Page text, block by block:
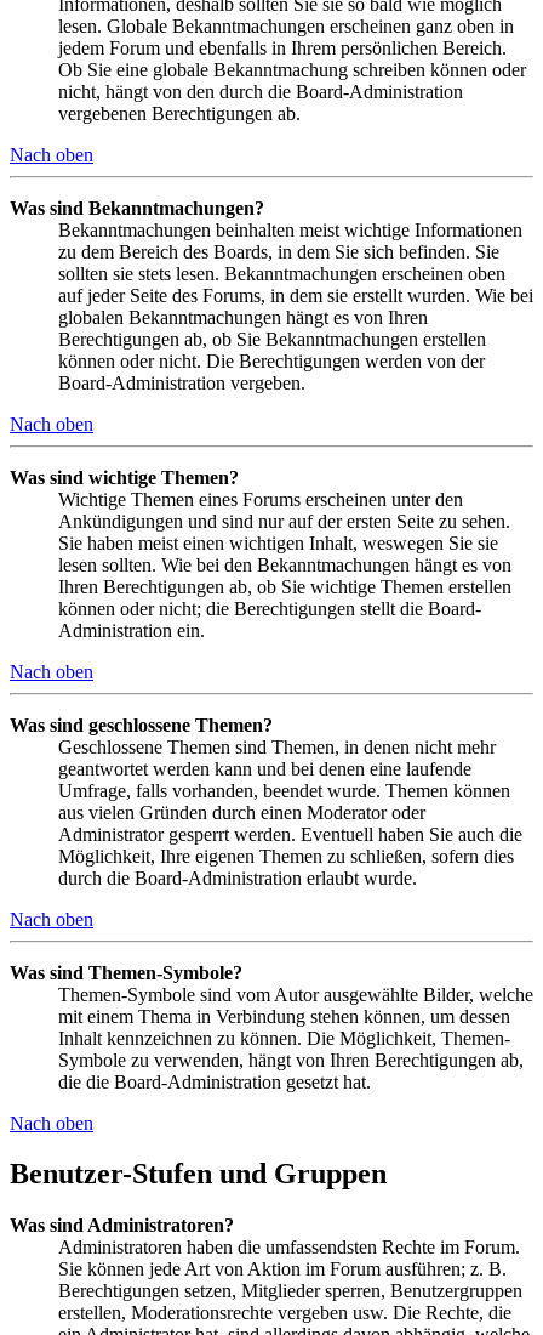
lesen. Globale Bekanntmachungen erscheinen ganz oben in
jedem Forum und ebenfalls in Ihrem persönlichen Bereich.
Ob Sie eine globale Bekanntmachung schreiben können oder
nicht, hängt von den durch die Board-Administration
vergebenen Berechtigungen ab.
Nach oben
Was sind Bekanntmachungen?
Bekanntmachungen beinhalten meist wichtige Informationen
zu dem Bereich des Boards, in dem Sie sich befinden. Sie
sollten sie stets lesen. Bekanntmachungen erscheinen oben
auf jeder Seite des Forums, in dem sie erstellt wurden. Wie bei
globalen Bekanntmachungen hängt es von Ihren
Berechtigungen ab, ob Sie Bekanntmachungen erstellen
können oder nicht. Die Berechtigungen werden von der
Board-Administration vergeben.
Nach oben
Was sind wichtige Themen?
Wichtige Themen eines Forums erscheinen unter den
Ankündigungen und sind nur auf der ersten Seite zu sehen.
Sie haben meist einen wichtigen Inhalt, weswegen Sie sie
lesen sollten. Wie bei den Bekanntmachungen hängt es von
Ihren Berechtigungen ab, ob Sie wichtige Themen erstellen
können oder nicht; die Berechtigungen stellt die Board-
Administration ein.
Nach oben
Was sind geschlossene Themen?
Geschlossene Themen sind Themen, in denen nicht mehr
geantwortet werden kann und bei denen eine laufende
Umfrage, falls vorhanden, beendet wurde. Themen können
aus vielen Gründen durch einen Moderator oder
Administrator gesperrt werden. Eventuell haben Sie auch die
Möglichkeit, Ihre eigenen Themen zu schließen, sofern dies
durch die Board-Administration erlaubt wurde.
Nach oben
Was sind Themen-Symbole?
Themen-Symbole sind vom Autor ausgewählte Bilder, welche
mit einem Thema in Verbindung stehen können, um dessen
Inhalt kennzeichnen zu können. Die Möglichkeit, Themen-
Symbole zu verwenden, hängt von Ihren Berechtigungen ab,
die die Board-Administration gesetzt hat.
Nach oben
Benutzer-Stufen und Gruppen
Was sind Administratoren?
Administratoren haben die umfassendsten Rechte im Forum.
Sie können jede Art von Aktion im Forum ausführen; z. B.
Berechtigungen setzen, Mitglieder sperren, Benutzergruppen
erstellen, Moderationsrechte vergeben usw. Die Rechte, die